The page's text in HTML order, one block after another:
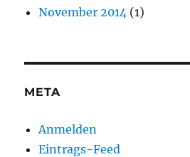
November 2014 (1)
META
Anmelden
Eintrags-Feed